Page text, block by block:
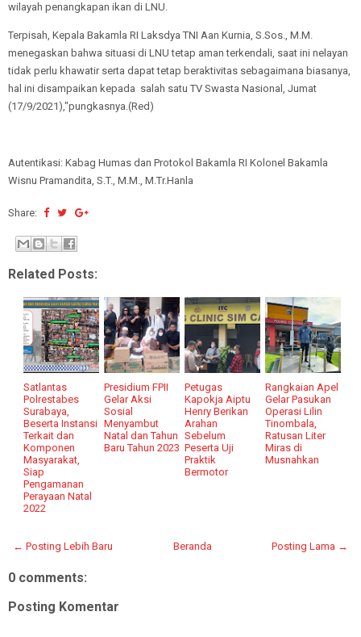
wilayah penangkapan ikan di LNU.
Terpisah, Kepala Bakamla RI Laksdya TNI Aan Kurnia, S.Sos., M.M.
menegaskan bahwa situasi di LNU tetap aman terkendali, saat ini nelayan
tidak perlu khawatir serta dapat tetap beraktivitas sebagaimana biasanya,
hal ini disampaikan kepada salah satu TV Swasta Nasional, Jumat
(17/9/2021),"pungkasnya.(Red)
Autentikasi: Kabag Humas dan Protokol Bakamla RI Kolonel Bakamla
Wisnu Pramandita, S.T., M.M., M.Tr.Hanla
Share:
Related Posts:
Satlantas
Polrestabes
Surabaya,
Beserta Instansi
Terkait dan
Komponen
Masyarakat,
Siap
Pengamanan
Perayaan Natal
2022
Presidium FPII
Gelar Aksi
Sosial
Menyambut
Natal dan Tahun
Baru Tahun 2023
Petugas
Kapokja Aiptu
Henry Berikan
Arahan
Sebelum
Peserta Uji
Praktik
Bermotor
Rangkaian Apel
Gelar Pasukan
Operasi Lilin
Tinombala,
Ratusan Liter
Miras di
Musnahkan
← Posting Lebih Baru Posting Lama →
Beranda
0 comments:
Posting Komentar